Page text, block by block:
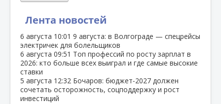
Лента новостей
6 августа 10:01 9 августа: в Волгограде — спецрейсы
электричек для болельщиков
6 августа 09:51 Топ профессий по росту зарплат в
2026: кто больше всех выиграл и где самые высокие
ставки
5 августа 12:32 Бочаров: бюджет‑2027 должен
сочетать осторожность, соцподдержку и рост
инвестиций